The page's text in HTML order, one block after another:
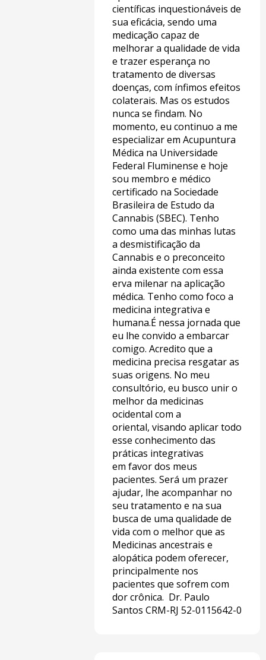
científicas inquestionáveis de
sua eficácia, sendo uma
medicação capaz de
melhorar a qualidade de vida
e trazer esperança no
tratamento de diversas
doenças, com ínfimos efeitos
colaterais. Mas os estudos
nunca se findam. No
momento, eu continuo a me
especializar em Acupuntura
Médica na Universidade
Federal Fluminense e hoje
sou membro e médico
certificado na Sociedade
Brasileira de Estudo da
Cannabis (SBEC). Tenho
como uma das minhas lutas
a desmistificação da
Cannabis e o preconceito
ainda existente com essa
erva milenar na aplicação
médica. Tenho como foco a
medicina integrativa e
humana.​ É nessa jornada que
eu lhe convido a embarcar
comigo. Acredito que a
medicina precisa resgatar as
suas origens. No meu
consultório, eu busco unir o
melhor da medicinas
ocidental com a
oriental, visando aplicar todo
esse conhecimento das
práticas integrativas
em favor dos meus
pacientes. ​ Será um prazer
ajudar, lhe acompanhar no
seu tratamento e na sua
busca de uma qualidade de
vida com o melhor que as
Medicinas ancestrais e
alopática podem oferecer,
principalmente nos
pacientes que sofrem com
dor crônica.​ Dr. Paulo
Santos CRM-RJ 52-0115642-0